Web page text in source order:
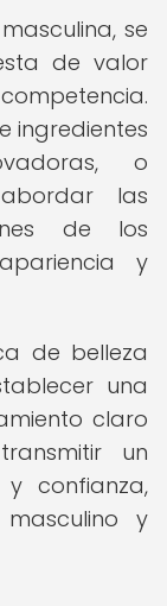
se
de valor
ingredientes
o
las
de los
y
de belleza
una
claro
un
confianza,
y